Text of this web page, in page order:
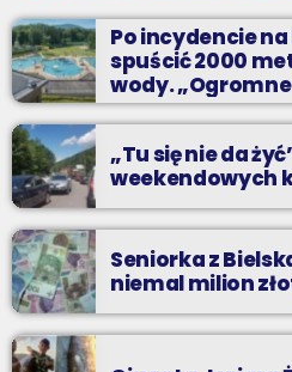
Z Kina Wzięte to audycja w której
Po incydencie
spuścić 2000
wody.
praca”
„Tu się nie da
weekendowych
Seniorka z
niemal milion